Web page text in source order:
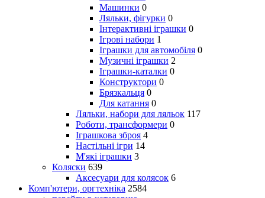
Машинки 0
Ляльки, фігурки 0
Інтерактивні іграшки 0
Ігрові набори 1
Іграшки для автомобіля 0
Музичні іграшки 2
Іграшки-каталки 0
Конструктори 0
Брязкальця 0
Для катання 0
Ляльки, набори для ляльок 117
Роботи, трансформери 0
Іграшкова зброя 4
Настільні ігри 14
М'які іграшки 3
Коляски 639
Аксесуари для колясок 6
Комп'ютери, оргтехніка 2584